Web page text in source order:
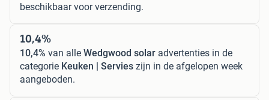
beschikbaar voor verzending.
10,4%
10,4% van alle Wedgwood solar advertenties in de
categorie Keuken | Servies zijn in de afgelopen week
aangeboden.